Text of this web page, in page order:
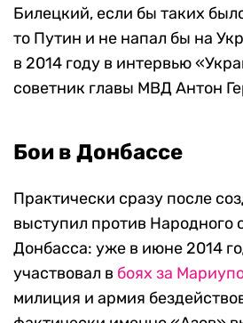
Билецкий, если бы таких
то Путин и не напал бы на
в 2014 году в интервью
советник главы МВД Антон
Бои в Донбассе
Практически сразу после
выступил против Народного
Донбасса: уже в июне 2014
участвовал в боях за
милиция и армия